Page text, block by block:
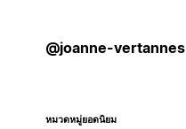
@joanne-vertannes
หมวดหมู่ยอดนิยม